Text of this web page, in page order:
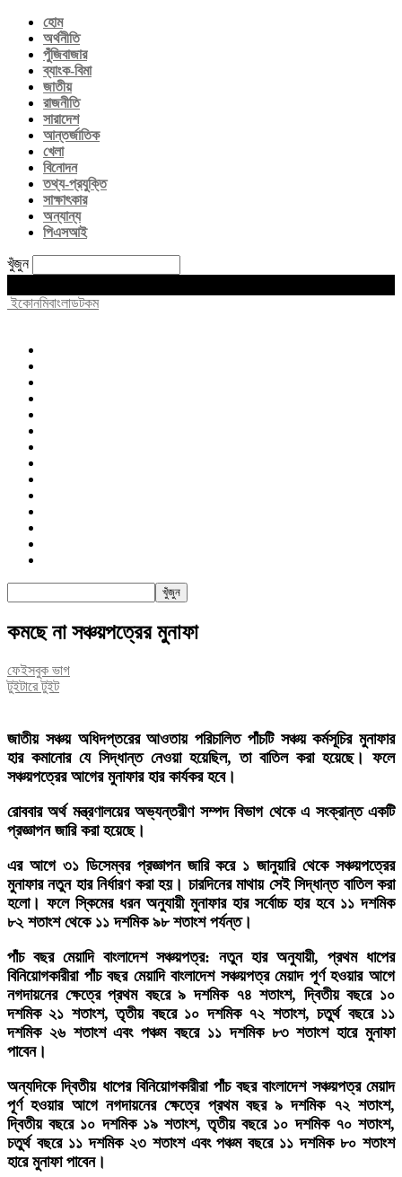
হোম
অর্থনীতি
পুঁজিবাজার
ব্যাংক-বিমা
জাতীয়
রাজনীতি
সারাদেশ
আন্তর্জাতিক
খেলা
বিনোদন
তথ্য-প্রযুক্তি
সাক্ষাৎকার
অন্যান্য
পিএসআই
খুঁজুন
ইকোনমিবাংলাডটকম
কমছে না সঞ্চয়পত্রের মুনাফা
ফেইসবুক ভাগ
টুইটারে টুইট
জাতীয় সঞ্চয় অধিদপ্তরের আওতায় পরিচালিত পাঁচটি সঞ্চয় কর্মসূচির মুনাফার
হার কমানোর যে সিদ্ধান্ত নেওয়া হয়েছিল, তা বাতিল করা হয়েছে। ফলে
সঞ্চয়পত্রের আগের মুনাফার হার কার্যকর হবে।
রোববার অর্থ মন্ত্রণালয়ের অভ্যন্তরীণ সম্পদ বিভাগ থেকে এ সংক্রান্ত একটি
প্রজ্ঞাপন জারি করা হয়েছে।
এর আগে ৩১ ডিসেম্বর প্রজ্ঞাপন জারি করে ১ জানুয়ারি থেকে সঞ্চয়পত্রের
মুনাফার নতুন হার নির্ধারণ করা হয়। চারদিনের মাথায় সেই সিদ্ধান্ত বাতিল করা
হলো। ফলে স্কিমের ধরন অনুযায়ী মুনাফার হার সর্বোচ্চ হার হবে ১১ দশমিক
৮২ শতাংশ থেকে ১১ দশমিক ৯৮ শতাংশ পর্যন্ত।
পাঁচ বছর মেয়াদি বাংলাদেশ সঞ্চয়পত্র: নতুন হার অনুযায়ী, প্রথম ধাপের
বিনিয়োগকারীরা পাঁচ বছর মেয়াদি বাংলাদেশ সঞ্চয়পত্র মেয়াদ পূর্ণ হওয়ার আগে
নগদায়নের ক্ষেত্রে প্রথম বছরে ৯ দশমিক ৭৪ শতাংশ, দ্বিতীয় বছরে ১০
দশমিক ২১ শতাংশ, তৃতীয় বছরে ১০ দশমিক ৭২ শতাংশ, চতুর্থ বছরে ১১
দশমিক ২৬ শতাংশ এবং পঞ্চম বছরে ১১ দশমিক ৮৩ শতাংশ হারে মুনাফা
পাবেন।
অন্যদিকে দ্বিতীয় ধাপের বিনিয়োগকারীরা পাঁচ বছর বাংলাদেশ সঞ্চয়পত্র মেয়াদ
পূর্ণ হওয়ার আগে নগদায়নের ক্ষেত্রে প্রথম বছর ৯ দশমিক ৭২ শতাংশ,
দ্বিতীয় বছরে ১০ দশমিক ১৯ শতাংশ, তৃতীয় বছরে ১০ দশমিক ৭০ শতাংশ,
চতুর্থ বছরে ১১ দশমিক ২৩ শতাংশ এবং পঞ্চম বছরে ১১ দশমিক ৮০ শতাংশ
হারে মুনাফা পাবেন।